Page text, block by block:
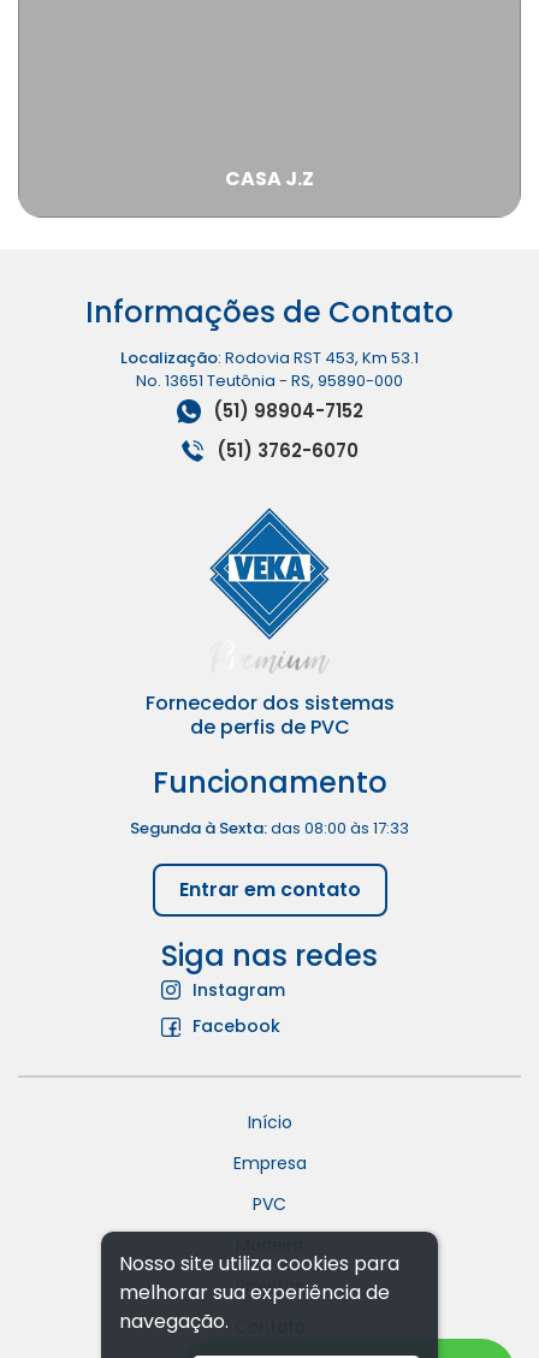
CASA J.Z
Nosso site utiliza cookies para
melhorar sua experiência de
navegação.
Informações de Contato
Localização: Rodovia RST 453, Km 53.1
No. 13651 Teutônia - RS, 95890-000
(51) 98904-7152
(51) 3762-6070
Fornecedor dos sistemas
de perfis de PVC
Funcionamento
Segunda à Sexta:das 08:00 às 17:33
Entrar em contato
Siga nas redes
Instagram
Facebook
Início
Empresa
PVC
Projetos